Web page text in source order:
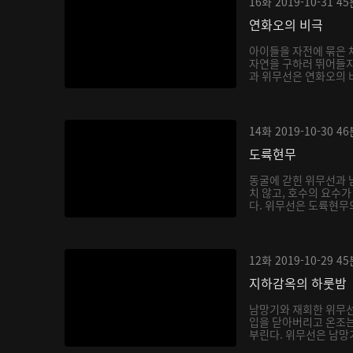
연화오의 비극
아이들을 자전에 묶은
자연을 구하러 뛰어들
과 위무선은 연화오의
14화 2019-10-30 46
도륙현무
동굴에 갇힌 위무선과
치 않고, 호수의 요수
다. 위무선은 도륙현
12화 2019-10-29 45
지하감옥의 하룻밤
남망기와 재회한 위무
입을 닫아버리고 온조
부린다. 위무선은 남